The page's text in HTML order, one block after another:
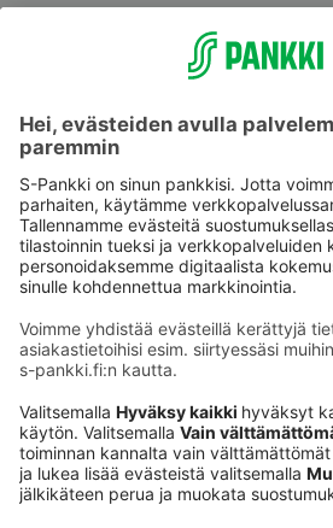
Käyttöehdot
Saavutettavuusseloste
Evästeet
Verkkopalvelujen käytön edellytykset